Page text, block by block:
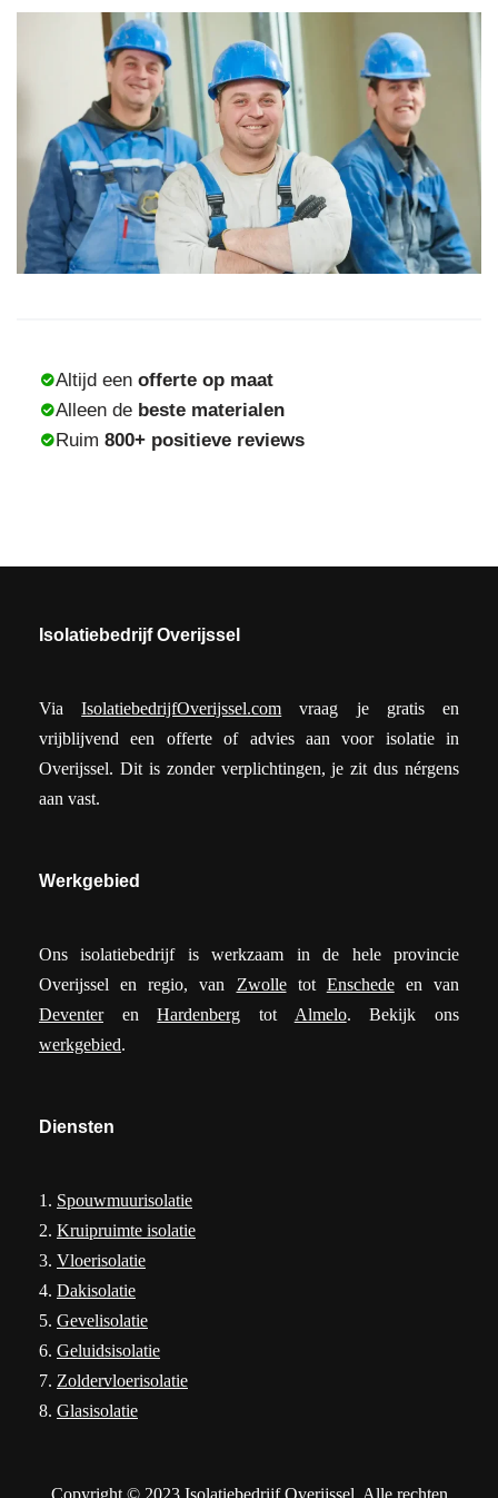
Altijd een offerte op maat
Alleen de beste materialen
Ruim 800+ positieve reviews
Isolatiebedrijf Overijssel
ViaIsolatiebedrijfOverijssel.com vraag je gratis en
vrijblijvend een offerte of advies aan voor isolatie in
Overijssel. Dit is zonder verplichtingen, je zit dus nérgens
aan vast.
Werkgebied
Ons isolatiebedrijf is werkzaam in de hele provincie
Overijssel en regio, van Zwolletot Enschedeen van
DeventerenHardenberg tot Almelo. Bekijk ons
werkgebied.
Diensten
1. Spouwmuurisolatie
2. Kruipruimte isolatie
3. Vloerisolatie
4. Dakisolatie
5. Gevelisolatie
6. Geluidsisolatie
7. Zoldervloerisolatie
8. Glasisolatie